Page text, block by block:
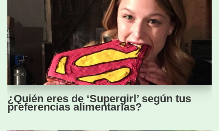
¿Quién eres de ‘Supergirl’ según tus
preferencias alimentarias?